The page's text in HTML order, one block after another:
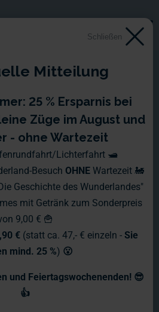
- Sonntag,
Schließen
Mitteilung
25 % Ersparnis bei
Züge im August und
- ohne Wartezeit
Lichterfahrt 🛥️
Besuch OHNE Wartezeit 🚂
Geschichte des Wunderlandes"
mit Getränk zum Sonderpreis
9,00 € 🍟
€ (statt ca. 47,- € einzeln - Sie
mind. 25 %) 😮
und Feiertagswochenenden! 😎
👍